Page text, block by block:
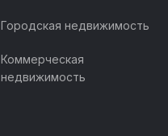
Городская недвижимость
Коммерческая
недвижимость